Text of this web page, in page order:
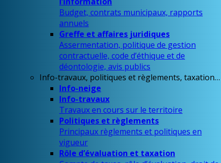
Budget, contrats municipaux, rapports
annuels
Greffe et affaires juridiques
Assermentation, politique de gestion
contractuelle, code d’éthique et de
déontologie, avis publics
Info-travaux, politiques et règlements, taxation…
Info-neige
Info-travaux
Travaux en cours sur le territoire
Politiques et règlements
Principaux règlements et politiques en
vigueur
Rôle d’évaluation et taxation